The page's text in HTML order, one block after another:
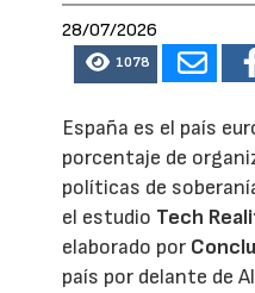
28/07/2026
1078
España es el país
porcentaje de
políticas de
el estudio Tech
elaborado por
país por delante de